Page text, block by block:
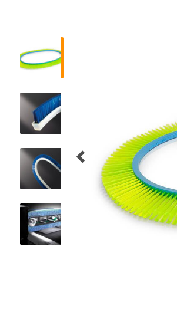
STRIP- EN
AFDICHTINGSBORSTELS
VEEG- EN
ONKRUIDBORSTELS
WERKTUIGBORSTELS
HYGIËNE BORSTELS
ALLE PRODUCTEN